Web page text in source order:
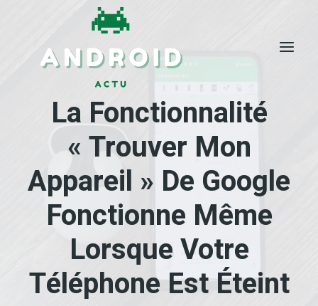
La Fonctionnalité
« Trouver Mon
Appareil » De Google
Fonctionne Même
Lorsque Votre
Téléphone Est Éteint